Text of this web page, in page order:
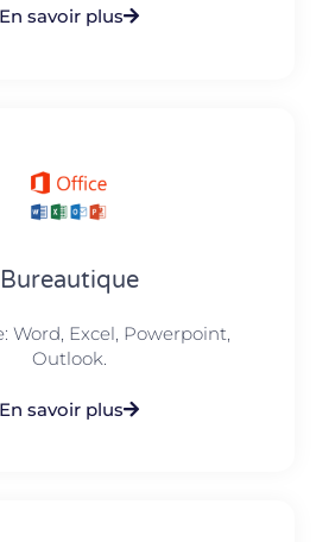
En savoir plus
Bureautique
Word, Excel, Powerpoint,
Outlook.​
En savoir plus